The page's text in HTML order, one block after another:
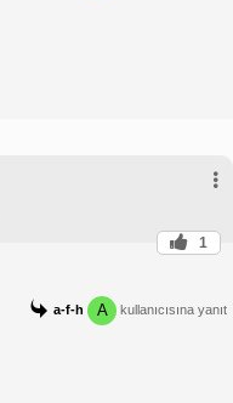
1
a-f-h A kullanıcısına yanıt